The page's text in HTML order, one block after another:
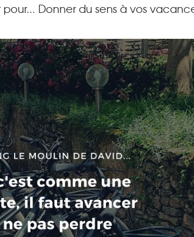
Donner du sens à vos